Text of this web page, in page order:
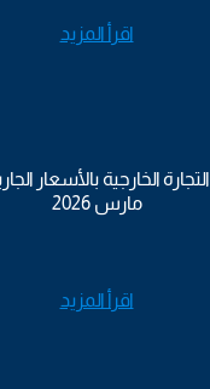
اقرأ المزيد
التجارة الخارجية بالأسعار
مارس 2026
اقرأ المزيد